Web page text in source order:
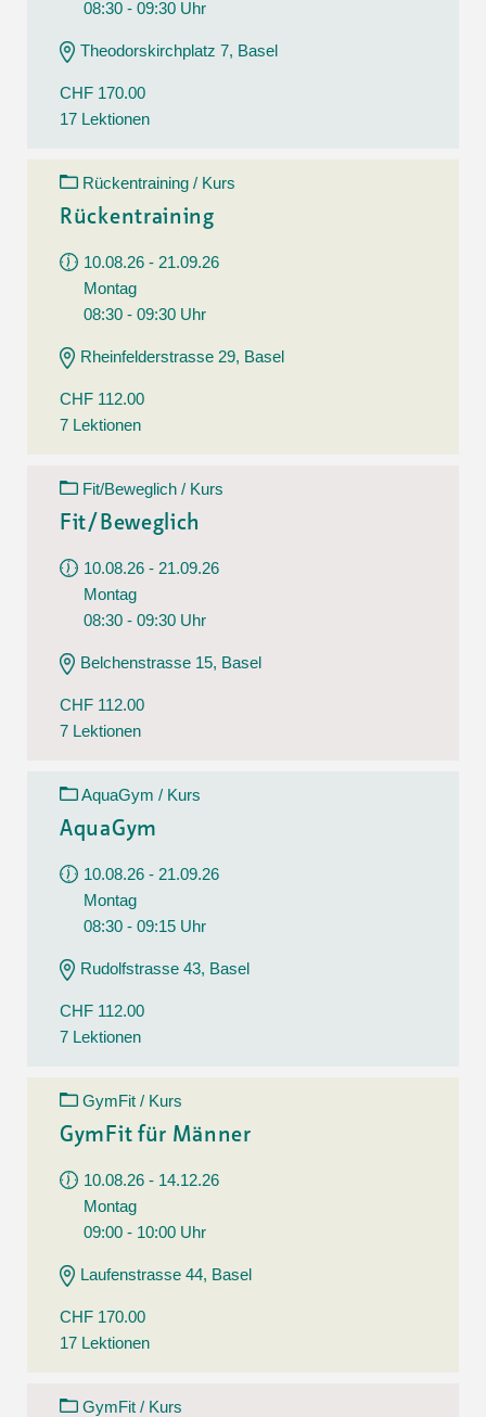
08:30 - 09:30 Uhr
Theodorskirchplatz 7, Basel
CHF 170.00
17 Lektionen
Rückentraining / Kurs
Rückentraining
10.08.26 - 21.09.26
Montag
08:30 - 09:30 Uhr
Rheinfelderstrasse 29, Basel
CHF 112.00
7 Lektionen
Fit/Beweglich / Kurs
Fit/Beweglich
10.08.26 - 21.09.26
Montag
08:30 - 09:30 Uhr
Belchenstrasse 15, Basel
CHF 112.00
7 Lektionen
AquaGym / Kurs
AquaGym
10.08.26 - 21.09.26
Montag
08:30 - 09:15 Uhr
Rudolfstrasse 43, Basel
CHF 112.00
7 Lektionen
GymFit / Kurs
GymFit für Männer
10.08.26 - 14.12.26
Montag
09:00 - 10:00 Uhr
Laufenstrasse 44, Basel
CHF 170.00
17 Lektionen
GymFit / Kurs